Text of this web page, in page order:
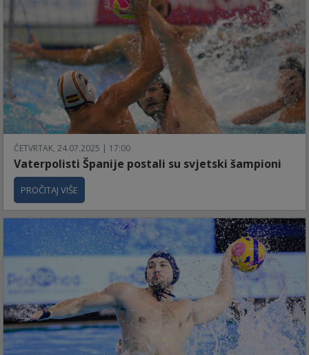
ČETVRTAK, 24.07.2025 | 17:00
Vaterpolisti Španije postali su svjetski šampioni
PROČITAJ VIŠE